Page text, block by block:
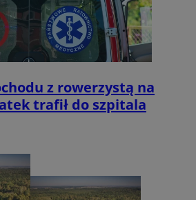
z rowerzystą na
trafił do szpitala